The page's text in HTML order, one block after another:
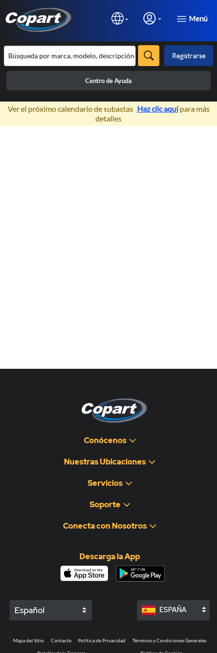
Menú
Registrarse
Centro de Ayuda
×
Ver el próximo calendario de subastas Haz clic aquípara más
detalles
Conócenos
Nuestras Ubicaciones
Servicios
Soporte
Conecta con Nosotros
Descarga la App
Español ESPAÑA
Mapa del Sitio Contacto Política de Privacidad Términos y Condiciones Generales